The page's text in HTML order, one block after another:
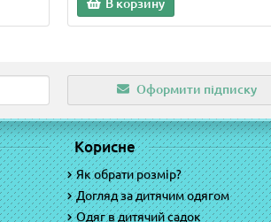
В корзину
Оформити підписку
Корисне
Як обрати розмір?
Догляд за дитячим одягом
Одяг в дитячий садок